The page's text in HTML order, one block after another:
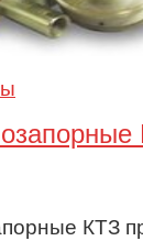
КТЗ